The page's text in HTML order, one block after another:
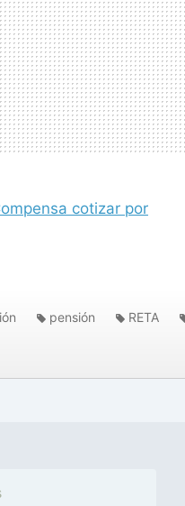
cotizar por
pensión RETA